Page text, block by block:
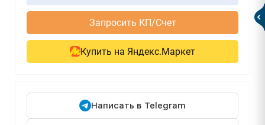
Запросить КП/Счет
Купить на Яндекс.Маркет
Написать в Telegram